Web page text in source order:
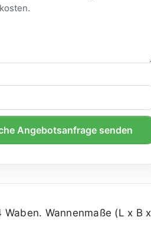
Angebotsanfrage senden
Wannenmaße (L x B x